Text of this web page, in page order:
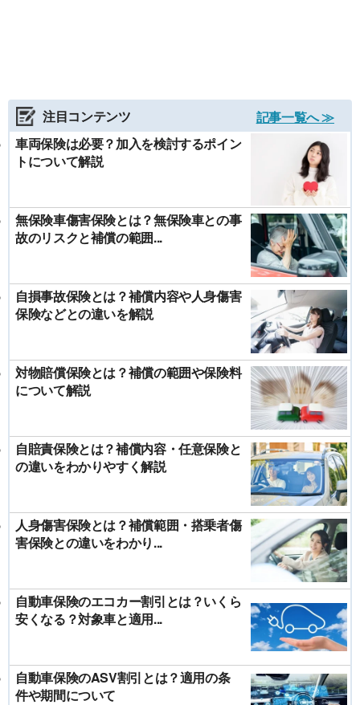
注目コンテンツ
記事一覧へ ≫
車両保険は必要？加入を検討するポイン
トについて解説
無保険車傷害保険とは？無保険車との事
故のリスクと補償の範囲...
自損事故保険とは？補償内容や人身傷害
保険などとの違いを解説
対物賠償保険とは？補償の範囲や保険料
について解説
自賠責保険とは？補償内容・任意保険と
の違いをわかりやすく解説
人身傷害保険とは？補償範囲・搭乗者傷
害保険との違いをわかり...
自動車保険のエコカー割引とは？いくら
安くなる？対象車と適用...
自動車保険のASV割引とは？適用の条
件や期間について